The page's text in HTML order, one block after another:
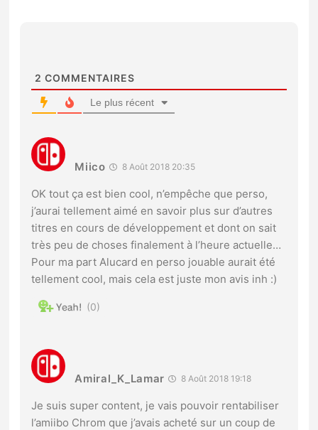
2 COMMENTAIRES
Le plus récent
Miico 8 Août 2018 20:35
OK tout ça est bien cool, n’empêche que perso,
j’aurai tellement aimé en savoir plus sur d’autres
titres en cours de développement et dont on sait
très peu de choses finalement à l’heure actuelle…
Pour ma part Alucard en perso jouable aurait été
tellement cool, mais cela est juste mon avis inh :)
0
Amiral_K_Lamar 8 Août 2018 19:18
Je suis super content, je vais pouvoir rentabiliser
l’amiibo Chrom que j’avais acheté sur un coup de